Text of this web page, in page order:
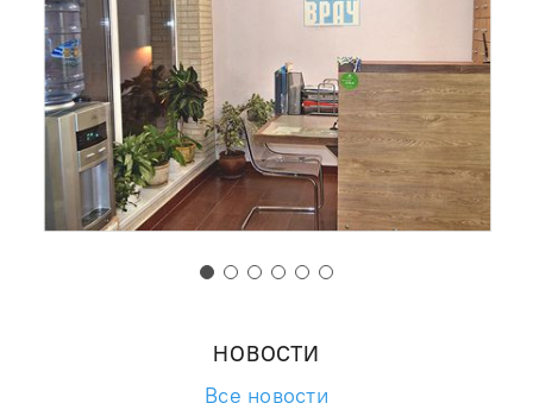
НОВОСТИ
Все новости